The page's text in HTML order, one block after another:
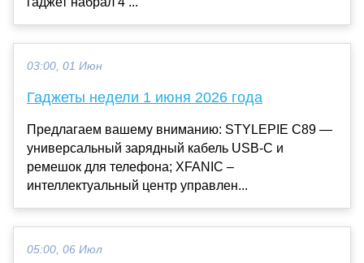
03:00, 01 Июн
Гаджеты недели 1 июня 2026 года
Предлагаем вашему вниманию: STYLEPIE C89 —
универсальный зарядный кабель USB-C и
ремешок для телефона; XFANIC –
интеллектуальный центр управлен...
05:00, 06 Июл